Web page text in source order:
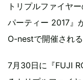
トリプルファイヤ
パーティー 2017』
O-nestで開催される
7月30日に『FUJI